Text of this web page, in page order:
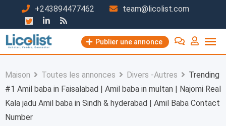
contenu
+243894477462 team@licolist.com
Publier une annonce
Maison Toutes les annonces Divers -Autres
Trending
#1 Amil baba in Faisalabad | Amil baba in multan | Najomi Real
Kala jadu Amil baba in Sindh & hyderabad | Amil Baba Contact
Number